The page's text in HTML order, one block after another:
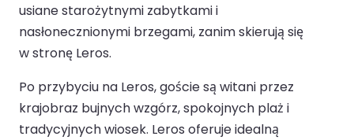
usiane starożytnymi zabytkami i
nasłonecznionymi brzegami, zanim skierują się
w stronę Leros.
Po przybyciu na Leros, goście są witani przez
krajobraz bujnych wzgórz, spokojnych plaż i
tradycyjnych wiosek. Leros oferuje idealną